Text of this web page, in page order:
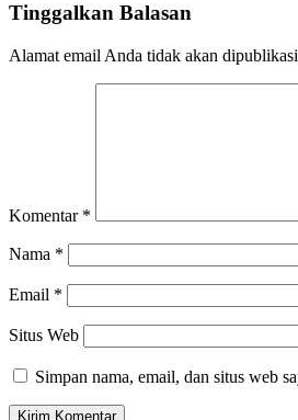
Tinggalkan Balasan
Alamat email Anda tidak akan
Komentar *
Nama *
Email *
Situs Web
Simpan nama, email, dan situs web